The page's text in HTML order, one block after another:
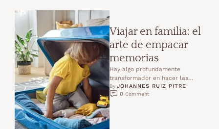
Viajar en familia: el
arte de empacar
memorias
Hay algo profundamente
transformador en hacer las
maletas con los hijos. No
importa si vamos lejos o cerca,
By JOHANNES RUIZ PITRE
0 Comment